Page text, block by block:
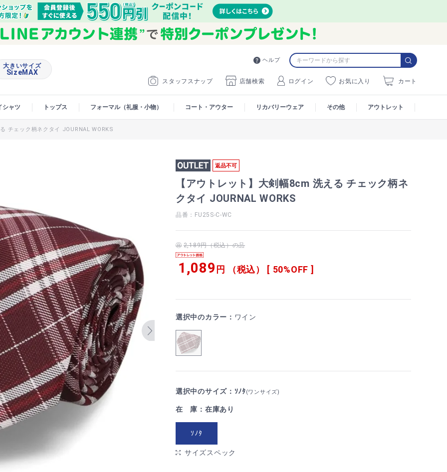
ヘルプ
スタッフスナップ 店舗検索 ログイン お気に入り カート
大きいサイズ
SizeMAX
シャツ トップス フォーマル（礼服・小物） コート・アウター リカバリーウェア その他 アウトレット
チェック柄ネクタイ JOURNAL WORKS
返品不可
【アウトレット】大剣幅8cm 洗える チェック柄ネ
クタイ JOURNAL WORKS
品番：FU25S-C-WC
2,189円（税込）の品
1,089 円 （税込） [ 50%OFF ]
選択中のカラー： ワイン
選択中のサイズ：ｿﾉﾀ(ワンサイズ)
在 庫：在庫あり
ｿﾉﾀ
サイズスペック